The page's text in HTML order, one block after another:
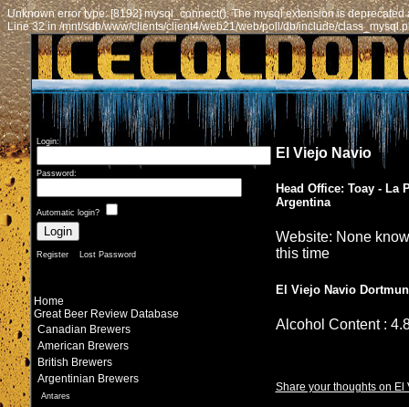
Unknown error type: [8192] mysql_connect(): The mysql extension is
Line 32 in /mnt/sdb/www/clients/client4/web21/web/poll/db/include/
Login:
Password:
Automatic login?
Register Lost Password
Home
Great Beer Review Database
Canadian Brewers
American Brewers
British Brewers
Argentinian Brewers
Antares
El Viejo Navio
Head Office: Toay - La
Argentina
Website: None
this time
El Viejo Navio
Alcohol Content :
Share your thoughts on